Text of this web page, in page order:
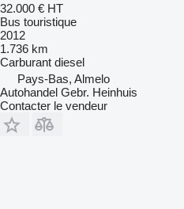
32.000 € HT
Bus touristique
2012
1.736 km
Carburant diesel
Pays-Bas, Almelo
Autohandel Gebr. Heinhuis
Contacter le vendeur